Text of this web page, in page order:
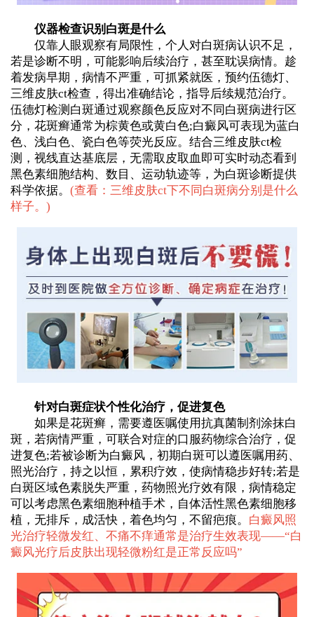
仪器检查识别白斑是什么
仅靠人眼观察有局限性，个人对白斑病认识不足，
若是诊断不明，可能影响后续治疗，甚至耽误病情。趁
着发病早期，病情不严重，可抓紧就医，预约伍德灯、
三维皮肤ct检查，得出准确结论，指导后续规范治疗。
伍德灯检测白斑通过观察颜色反应对不同白斑病进行区
分，花斑癣通常为棕黄色或黄白色;白癜风可表现为蓝白
色、浅白色、瓷白色等荧光反应。结合三维皮肤ct检
测，视线直达基底层，无需取皮取血即可实时动态看到
黑色素细胞结构、数目、运动轨迹等，为白斑诊断提供
科学依据。 (查看：三维皮肤ct下不同白斑病分别是什么
样子。 )
针对白斑症状个性化治疗，促进复色
如果是花斑癣，需要遵医嘱使用抗真菌制剂涂抹白
斑，若病情严重，可联合对症的口服药物综合治疗，促
进复色;若被诊断为白癜风，初期白斑可以遵医嘱用药、
照光治疗，持之以恒，累积疗效，使病情稳步好转;若是
白斑区域色素脱失严重，药物照光疗效有限，病情稳定
可以考虑黑色素细胞种植手术，自体活性黑色素细胞移
植，无排斥，成活快，着色均匀，不留疤痕。 白癜风照
光治疗轻微发红、不痛不痒通常是治疗生效表现——“白
癜风光疗后皮肤出现轻微粉红是正常反应吗”